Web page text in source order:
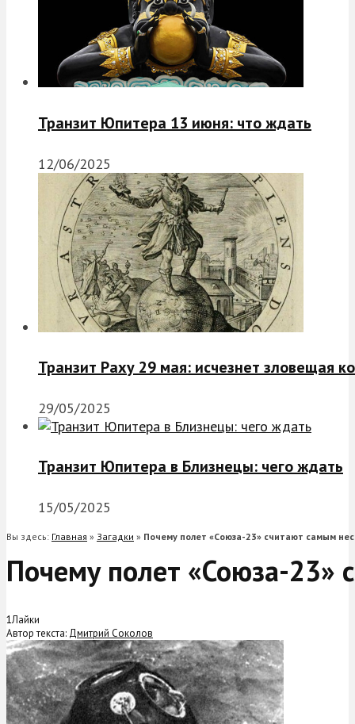
Транзит Юпитера 13 июня: что ждать
12/06/2025
Транзит Раху 29 мая: исчезнет зловещая
29/05/2025
Транзит Юпитера в Близнецы: чего ждать
15/05/2025
Вы здесь: Главная » Загадки » Почему полет «Союза-23» считают самым
Почему полет «Союза-23»
1Лайки
Автор текста: Дмитрий Соколов